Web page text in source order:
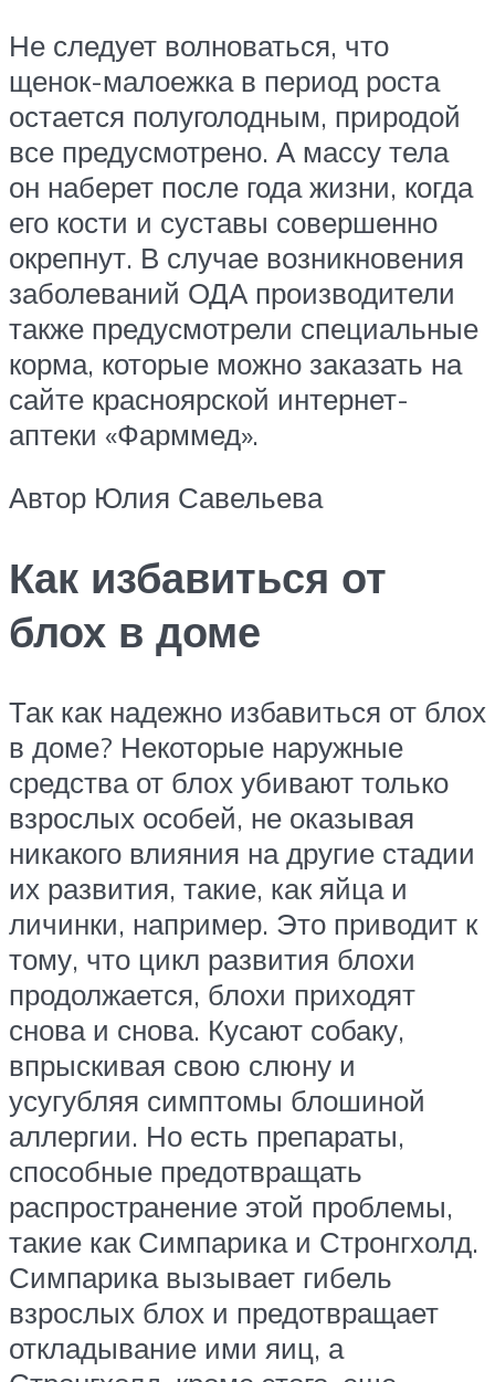
Не следует волноваться, что
щенок-малоежка в период роста
остается полуголодным, природой
все предусмотрено. А массу тела
он наберет после года жизни, когда
его кости и суставы совершенно
окрепнут. В случае возникновения
заболеваний ОДА производители
также предусмотрели специальные
корма, которые можно заказать на
сайте красноярской интернет-
аптеки «Фарммед».
Автор Юлия Савельева
Как избавиться от
блох в доме
Так как надежно избавиться от блох
в доме? Некоторые наружные
средства от блох убивают только
взрослых особей, не оказывая
никакого влияния на другие стадии
их развития, такие, как яйца и
личинки, например. Это приводит к
тому, что цикл развития блохи
продолжается, блохи приходят
снова и снова. Кусают собаку,
впрыскивая свою слюну и
усугубляя симптомы блошиной
аллергии. Но есть препараты,
способные предотвращать
распространение этой проблемы,
такие как Симпарика и Стронгхолд.
Симпарика вызывает гибель
взрослых блох и предотвращает
откладывание ими яиц, а